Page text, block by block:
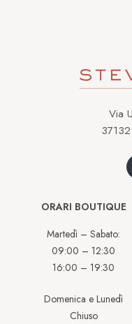
Via
ORARI BOUTIQUE
Martedì – Sabato:
09:00 – 12:30
16:00 – 19:30
Domenica e Lunedì
Chiuso